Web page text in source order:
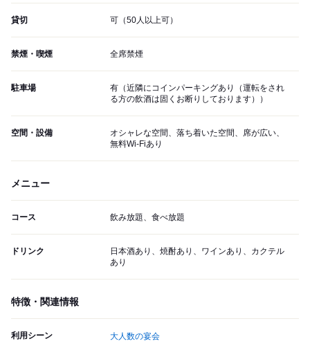
貸切 可（50人以上可）
禁煙・喫煙 全席禁煙
駐車場
有（近隣にコインパーキングあり（運転をされ
る方の飲酒は固くお断りしております））
空間・設備
オシャレな空間、落ち着いた空間、席が広い、
無料Wi-Fiあり
メニュー
コース 飲み放題、食べ放題
ドリンク
日本酒あり、焼酎あり、ワインあり、カクテル
あり
特徴・関連情報
利用シーン 大人数の宴会